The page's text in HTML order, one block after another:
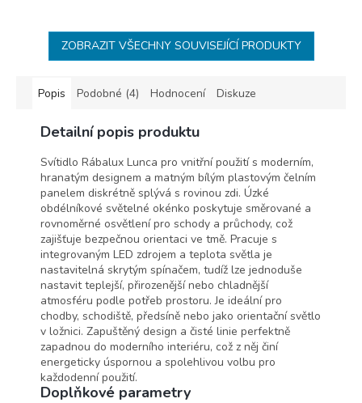
ZOBRAZIT VŠECHNY SOUVISEJÍCÍ PRODUKTY
Popis Podobné (4) Hodnocení Diskuze
Detailní popis produktu
Svítidlo Rábalux Lunca pro vnitřní použití s moderním,
hranatým designem a matným bílým plastovým čelním
panelem diskrétně splývá s rovinou zdi. Úzké
obdélníkové světelné okénko poskytuje směrované a
rovnoměrné osvětlení pro schody a průchody, což
zajišťuje bezpečnou orientaci ve tmě. Pracuje s
integrovaným LED zdrojem a teplota světla je
nastavitelná skrytým spínačem, tudíž lze jednoduše
nastavit teplejší, přirozenější nebo chladnější
atmosféru podle potřeb prostoru. Je ideální pro
chodby, schodiště, předsíně nebo jako orientační světlo
v ložnici. Zapuštěný design a čisté linie perfektně
zapadnou do moderního interiéru, což z něj činí
energeticky úspornou a spolehlivou volbu pro
každodenní použití.
Doplňkové parametry